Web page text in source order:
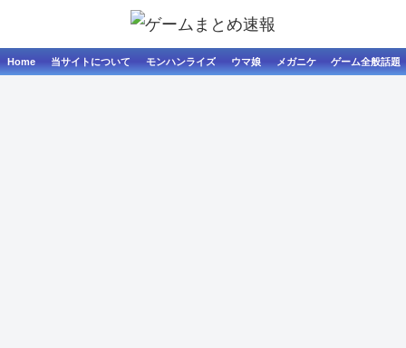
Home 当サイトについて モンハンライズ ウマ娘 メガニケ ゲーム全般話題